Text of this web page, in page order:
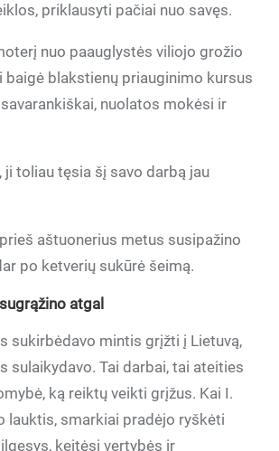
priklausyti pačiai nuo savęs.
nuo paauglystės viliojo grožio
baigė blakstienų priauginimo kursus
nuolatos mokėsi ir
ji toliau tęsia šį savo darbą jau
aštuonerius metus susipažino
po ketverių sukūrė šeimą.
atgal
sukirbėdavo mintis grįžti į Lietuvą,
sulaikydavo. Tai darbai, tai ateities
ką reiktų veikti grįžus. Kai I.
lauktis, smarkiai pradėjo ryškėti
keitėsi vertybės ir